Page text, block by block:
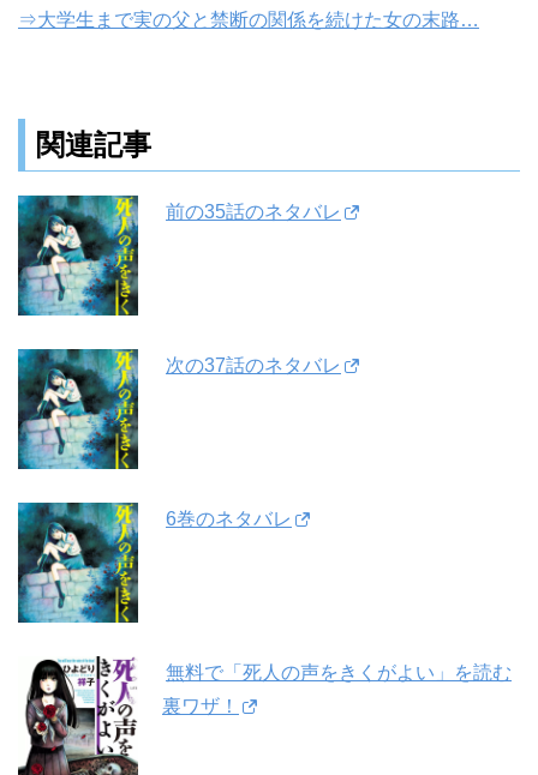
⇒大学生まで実の父と禁断の関係を続けた女の末路…
関連記事
前の35話のネタバレ
次の37話のネタバレ
6巻のネタバレ
無料で「死人の声をきくがよい」を読む
裏ワザ！